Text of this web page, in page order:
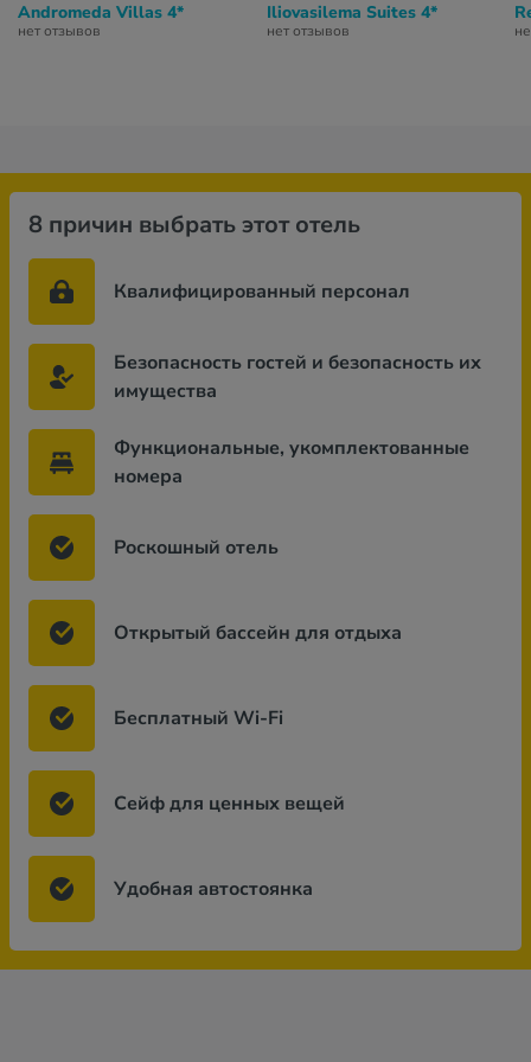
Andromeda Villas 4*
нет отзывов
Iliovasilema Suites 4*
нет отзывов
8 причин выбрать этот отель
Квалифицированный персонал
Безопасность гостей и безопасность их
имущества
Функциональные, укомплектованные
номера
Роскошный отель
Открытый бассейн для отдыха
Бесплатный Wi-Fi
Сейф для ценных вещей
Удобная автостоянка